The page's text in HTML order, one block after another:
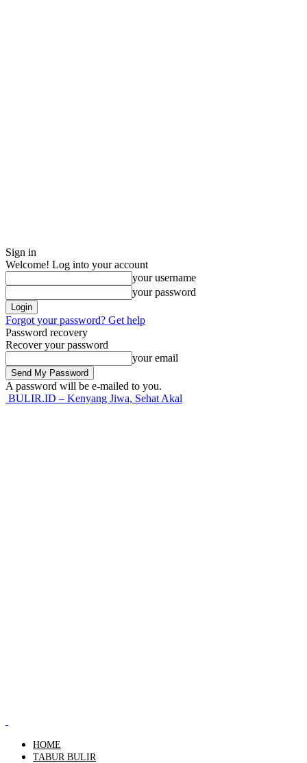
Sign in
Welcome! Log into your account
your username
your password
Forgot your password? Get help
Password recovery
Recover your password
your email
A password will be e-mailed to you.
BULIR.ID – Kenyang Jiwa, Sehat Akal
HOME
TABUR BULIR